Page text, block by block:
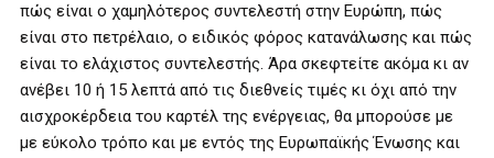
πώς είναι ο χαμηλότερος συντελεστή στην Ευρώπη, πώς
είναι στο πετρέλαιο, ο ειδικός φόρος κατανάλωσης και πώς
είναι το ελάχιστος συντελεστής. Άρα σκεφτείτε ακόμα κι αν
ανέβει 10 ή 15 λεπτά από τις διεθνείς τιμές κι όχι από την
αισχροκέρδεια του καρτέλ της ενέργειας, θα μπορούσε με
με εύκολο τρόπο και με εντός της Ευρωπαϊκής Ένωσης και